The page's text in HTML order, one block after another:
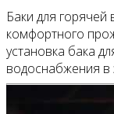
Баки для
комфортного
установка бака
водоснабжения в